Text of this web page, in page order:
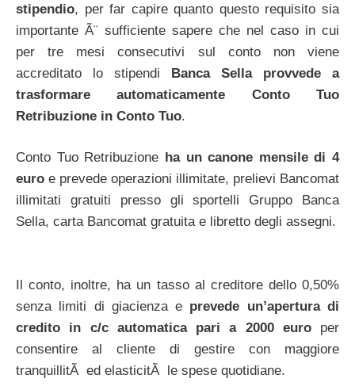
stipendio, per far capire quanto questo requisito sia
importante Ã¨ sufficiente sapere che nel caso in cui
per tre mesi consecutivi sul conto non viene
accreditato lo stipendi Banca Sella provvede a
trasformare automaticamente Conto Tuo
Retribuzione in Conto Tuo.
Conto Tuo Retribuzione ha un canone mensile di 4
euro e prevede operazioni illimitate, prelievi Bancomat
illimitati gratuiti presso gli sportelli Gruppo Banca
Sella, carta Bancomat gratuita e libretto degli assegni.
Il conto, inoltre, ha un tasso al creditore dello 0,50%
senza limiti di giacienza e prevede un’apertura di
credito in c/c automatica pari a 2000 europer
consentire al cliente di gestire con maggiore
tranquillitÃ ed elasticitÃ le spese quotidiane.